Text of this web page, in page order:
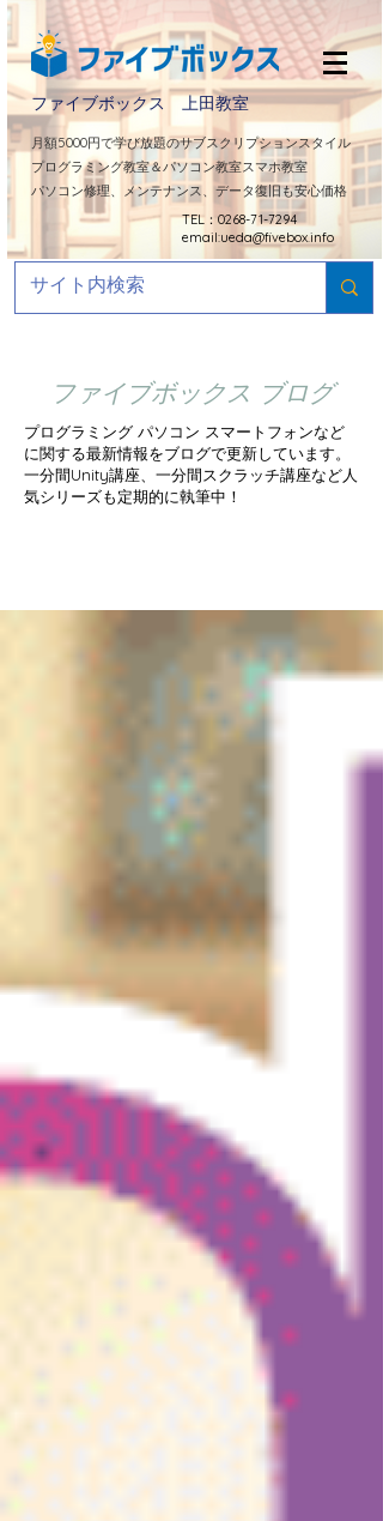
ファイブボックス 上田教室
​月額5000円で学び放題のサブスクリプションスタイル
プログラミング教室＆パソコン教室スマホ教室
パソコン修理、メンテナンス、データ復旧も安心価格
TEL：0268-71-7294
email:ueda@fivebox.info
ファイブボックス ブログ
プログラミング パソコン スマートフォンなど
に関する最新情報をブログで更新しています。
​一分間Unity講座、一分間スクラッチ講座など人
気シリーズも定期的に執筆中！